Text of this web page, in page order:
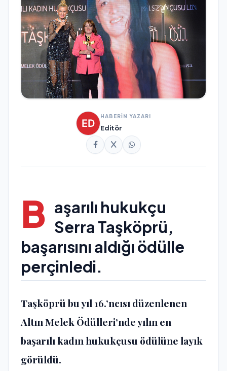
HABERİN YAZARI
Editör
B aşarılı hukukçu
Serra Taşköprü,
başarısını aldığı ödülle
perçinledi.
Taşköprü bu yıl 16.’ncısı düzenlenen
Altın Melek Ödülleri’nde yılın en
başarılı kadın hukukçusu ödülüne layık
görüldü.